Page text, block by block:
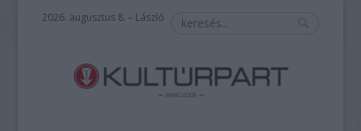
2026. augusztus 8. – László